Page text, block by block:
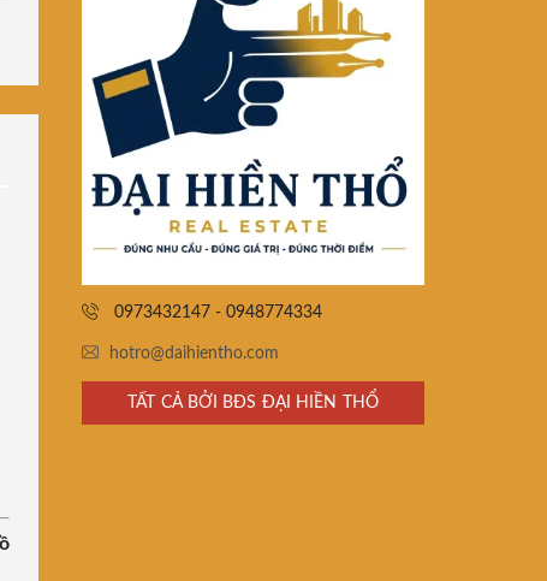
0973432147 - 0948774334
hotro@daihientho.com
TẤT CẢ BỞI BĐS ĐẠI HIỀN THỔ